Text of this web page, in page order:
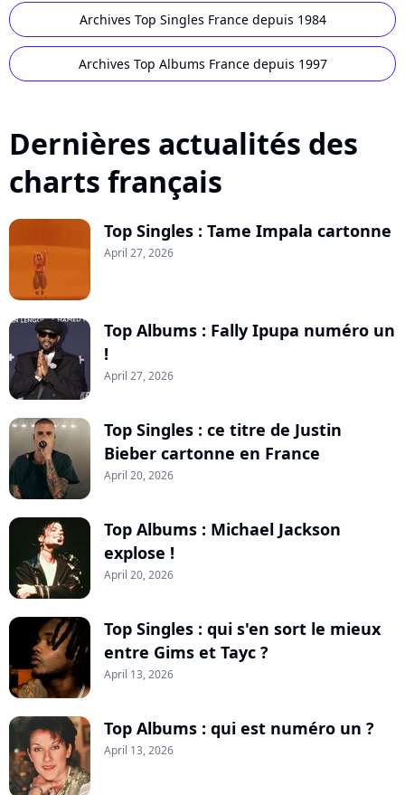
Archives Top Singles France depuis 1984
Archives Top Albums France depuis 1997
Dernières actualités des
charts français
Top Singles : Tame Impala cartonne
April 27, 2026
Top Albums : Fally Ipupa numéro un
!
April 27, 2026
Top Singles : ce titre de Justin
Bieber cartonne en France
April 20, 2026
Top Albums : Michael Jackson
explose !
April 20, 2026
Top Singles : qui s'en sort le mieux
entre Gims et Tayc ?
April 13, 2026
Top Albums : qui est numéro un ?
April 13, 2026